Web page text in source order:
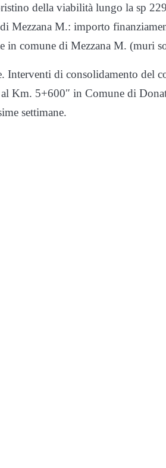
della viabilità lungo la sp
Mezzana M.: importo
in comune di Mezzana M. (muri
Interventi di consolidamento del
al Km. 5+600″ in Comune di
settimane.